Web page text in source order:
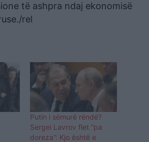
të ashpra ndaj ekonomisë
rel
Putin i sëmurë rëndë?
Sergei Lavrov flet “pa
doreza”: Kjo është e